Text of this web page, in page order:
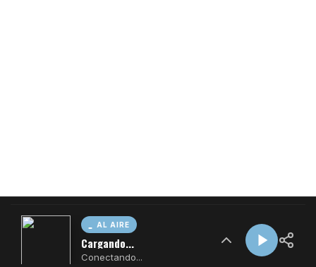
AL AIRE
Cargando...
Conectando...